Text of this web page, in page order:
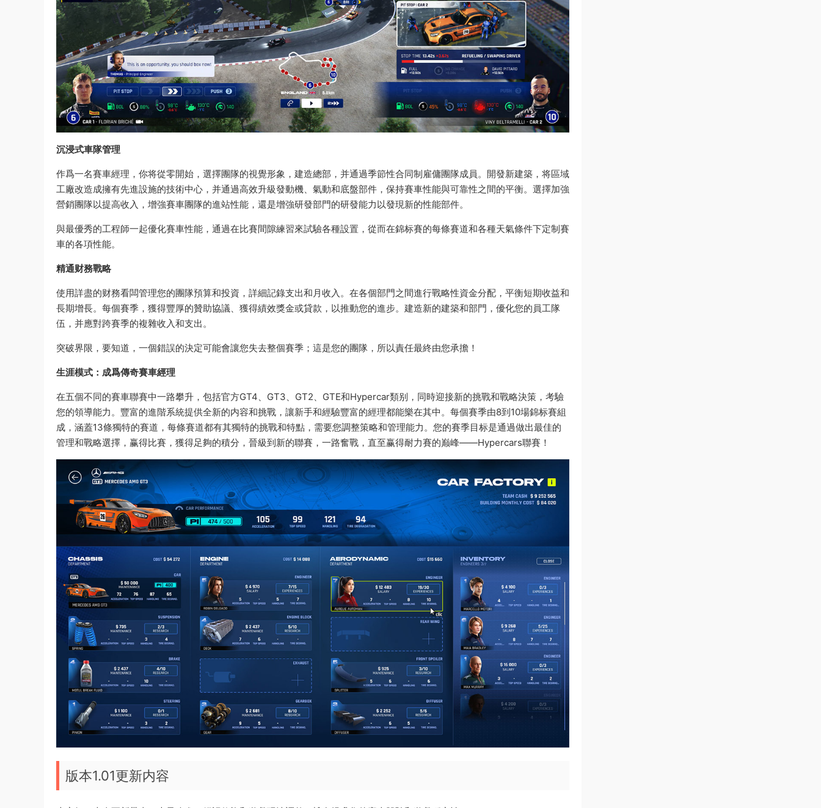
沉浸式車隊管理
作爲一名賽車經理，你将從零開始，選擇團隊的視覺形象，建造總部，并通過季節性合同制雇傭團隊成員。開發新建築，将區域
工廠改造成擁有先進設施的技術中心，并通過高效升級發動機、氣動和底盤部件，保持賽車性能與可靠性之間的平衡。選擇加強
營銷團隊以提高收入，增強賽車團隊的進站性能，還是增強研發部門的研發能力以發現新的性能部件。
與最優秀的工程師一起優化賽車性能，通過在比賽間隙練習來試驗各種設置，從而在錦标賽的每條賽道和各種天氣條件下定制賽
車的各項性能。
精通财務戰略
使用詳盡的财務看闆管理您的團隊預算和投資，詳細記錄支出和月收入。在各個部門之間進行戰略性資金分配，平衡短期收益和
長期增長。每個賽季，獲得豐厚的贊助協議、獲得績效獎金或貸款，以推動您的進步。建造新的建築和部門，優化您的員工隊
伍，并應對跨賽季的複雜收入和支出。
突破界限，要知道，一個錯誤的決定可能會讓您失去整個賽季；這是您的團隊，所以責任最終由您承擔！
生涯模式：成爲傳奇賽車經理
在五個不同的賽車聯賽中一路攀升，包括官方GT4、GT3、GT2、GTE和Hypercar類别，同時迎接新的挑戰和戰略決策，考驗
您的領導能力。豐富的進階系統提供全新的内容和挑戰，讓新手和經驗豐富的經理都能樂在其中。每個賽季由8到10場錦标賽組
成，涵蓋13條獨特的賽道，每條賽道都有其獨特的挑戰和特點，需要您調整策略和管理能力。您的賽季目标是通過做出最佳的
管理和戰略選擇，赢得比賽，獲得足夠的積分，晉級到新的聯賽，一路奮戰，直至赢得耐力賽的巅峰——Hypercars聯賽！
版本1.01更新内容